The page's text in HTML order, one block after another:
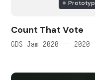
Prototyp
Count That Vote
GDS Jam 2020 — 2020